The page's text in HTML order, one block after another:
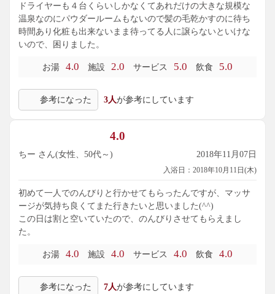
ドライヤーも４台くらいしかなくてあれだけの大きな規模な
温泉なのにパウダールームもないので髪の毛乾かすのに待ち
時間あり化粧も出来ないまま待ってる人に譲らないといけな
いので、困りました。
お湯 4.0 施設 2.0 サービス 5.0 飲食 5.0
参考になった 3人が参考にしています
4.0
ちー さん(女性、50代～) 2018年11月07日
入浴日：2018年10月11日(木)
初めて一人でのんびりと行かせてもらったんですが、マッサ
ージが気持ち良くてまた行きたいと思いました(^^)
この日は割と空いていたので、のんびりさせてもらえまし
た。
お湯 4.0 施設 4.0 サービス 4.0 飲食 4.0
参考になった 7人が参考にしています